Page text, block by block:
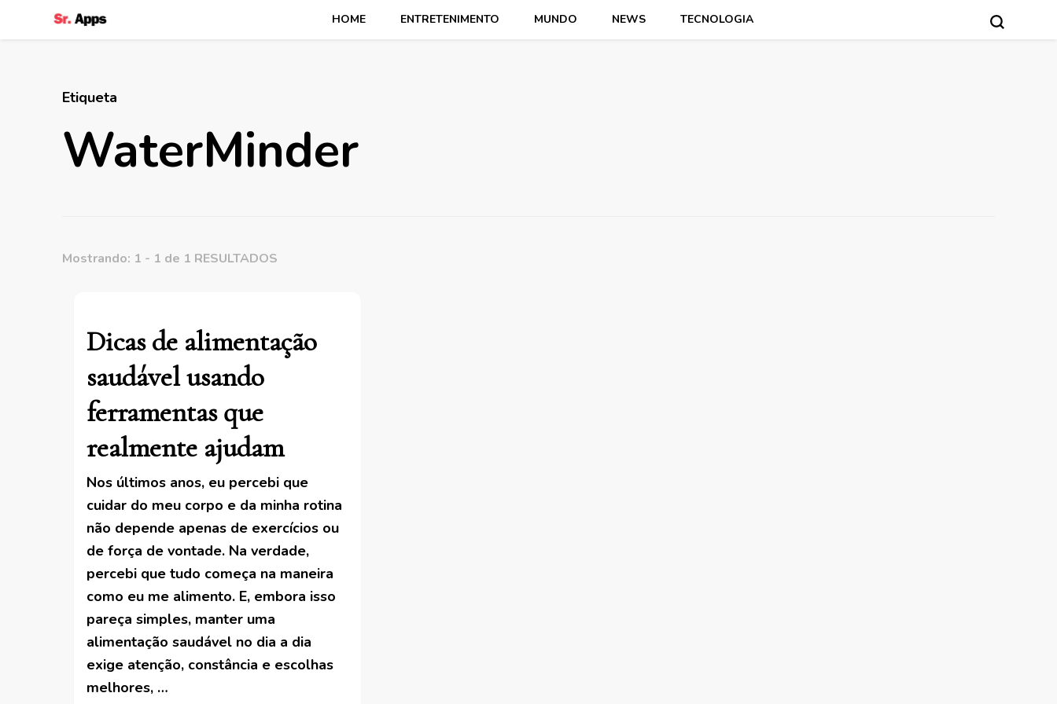
HOME ENTRETENIMENTO MUNDO NEWS TECNOLOGIA
Etiqueta
WaterMinder
Mostrando: 1 - 1 de 1 RESULTADOS
Dicas de alimentação
saudável usando
ferramentas que
realmente ajudam
Nos últimos anos, eu percebi que
cuidar do meu corpo e da minha rotina
não depende apenas de exercícios ou
de força de vontade. Na verdade,
percebi que tudo começa na maneira
como eu me alimento. E, embora isso
pareça simples, manter uma
alimentação saudável no dia a dia
exige atenção, constância e escolhas
melhores, …